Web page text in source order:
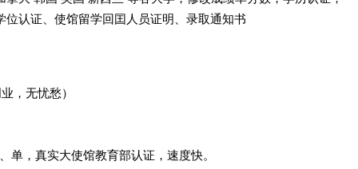
认证、使馆留学回囯人员证明、录取通知书
业，无忧愁）
，真实大使馆教育部认证，速度快。